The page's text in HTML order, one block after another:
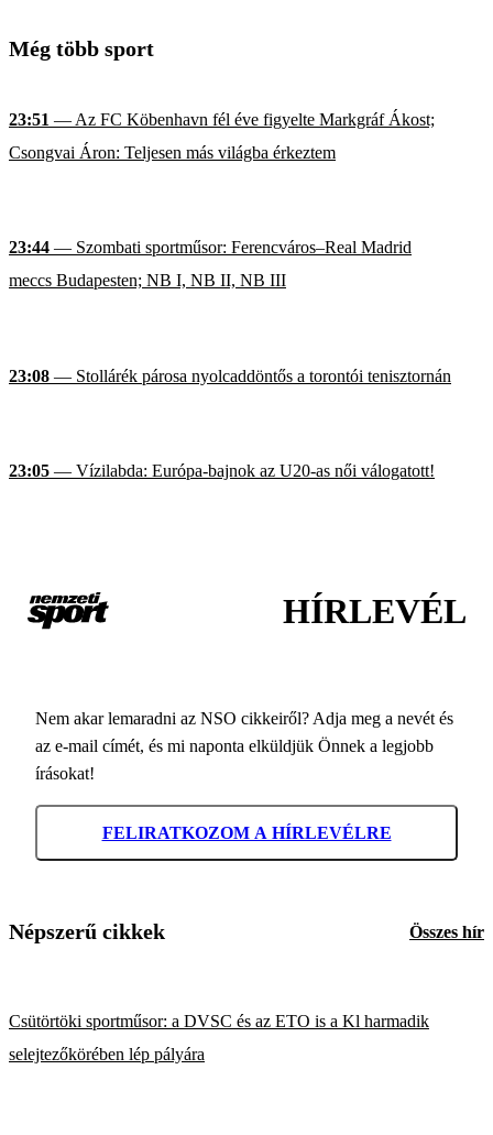
Még több sport
23:51 — Az FC Köbenhavn fél éve figyelte Markgráf Ákost;
Csongvai Áron: Teljesen más világba érkeztem
23:44 — Szombati sportműsor: Ferencváros–Real Madrid
meccs Budapesten; NB I, NB II, NB III
23:08 — Stollárék párosa nyolcaddöntős a torontói tenisztornán
23:05 — Vízilabda: Európa-bajnok az U20-as női válogatott!
HÍRLEVÉL
Nem akar lemaradni az NSO cikkeiről? Adja meg a nevét és
az e-mail címét, és mi naponta elküldjük Önnek a legjobb
írásokat!
FELIRATKOZOM A HÍRLEVÉLRE
Népszerű cikkek Összes hír
Csütörtöki sportműsor: a DVSC és az ETO is a Kl harmadik
selejtezőkörében lép pályára